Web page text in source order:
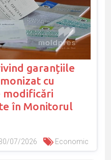
garanțiile
cu
modificări
în Monitorul
07/2026 Economic